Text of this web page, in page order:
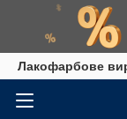
Лакофарбове